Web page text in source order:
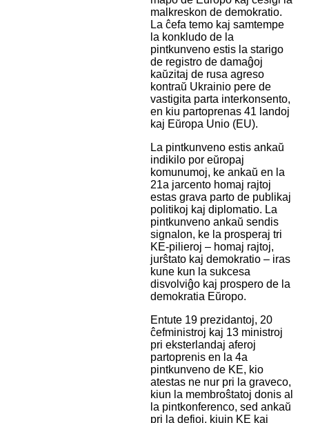
malkreskon de demokratio.
La ĉefa temo kaj samtempe
la konkludo de la
pintkunveno estis la starigo
de registro de damaĝoj
kaŭzitaj de rusa agreso
kontraŭ Ukrainio pere de
vastigita parta interkonsento,
en kiu partoprenas 41 landoj
kaj Eŭropa Unio (EU).
La pintkunveno estis ankaŭ
indikilo por eŭropaj
komunumoj, ke ankaŭ en la
21a jarcento homaj rajtoj
estas grava parto de publikaj
politikoj kaj diplomatio. La
pintkunveno ankaŭ sendis
signalon, ke la prosperaj tri
KE-pilieroj – homaj rajtoj,
jurŝtato kaj demokratio – iras
kune kun la sukcesa
disvolviĝo kaj prospero de la
demokratia Eŭropo.
Entute 19 prezidantoj, 20
ĉefministroj kaj 13 ministroj
pri eksterlandaj aferoj
partoprenis en la 4a
pintkunveno de KE, kio
atestas ne nur pri la graveco,
kiun la membroŝtatoj donis al
la pintkonferenco, sed ankaŭ
pri la defioj, kiujn KE kaj